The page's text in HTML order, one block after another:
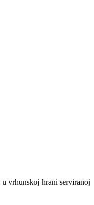
vrhunskoj hrani serviranoj